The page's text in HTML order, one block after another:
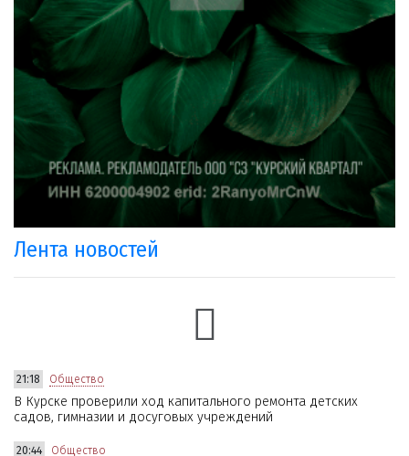
Лента новостей
21:18 Общество
В Курске проверили ход капитального ремонта детских
садов, гимназии и досуговых учреждений
20:44 Общество